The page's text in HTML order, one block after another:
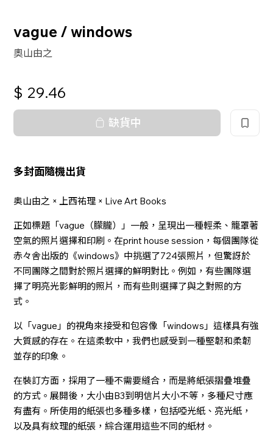
vague / windows
奧山由之
$ 29.46
缺貨中
多封面隨機出貨
奥山由之 × 上西祐理 × Live Art Books
正如標題「vague（朦朧）」一般，呈現出一種輕柔、籠罩著
空氣的照片選擇和印刷。在print house session，每個團隊從
赤々舎出版的《windows》中挑選了724張照片，但驚訝於
不同團隊之間對於照片選擇的鮮明對比。例如，有些團隊選
擇了明亮光影鮮明的照片，而有些則選擇了與之對照的方
式。
以「vague」的視角來接受和包容像「windows」這樣具有強
大質感的存在。在這柔軟中，我們也感受到一種堅韌和柔韌
並存的印象。
在裝訂方面，採用了一種不需要縫合，而是將紙張摺疊堆疊
的方式。展開後，大小由B3到明信片大小不等，多種尺寸應
有盡有。所使用的紙張也多種多樣，包括啞光紙、亮光紙，
以及具有紋理的紙張，綜合運用這些不同的紙材。